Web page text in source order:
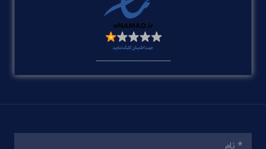
(ضروری)